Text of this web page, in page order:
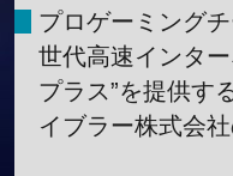
プロゲーミング
世代高速インタ
プラス”を提供す
イブラー株式会